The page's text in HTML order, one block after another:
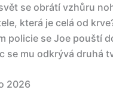
se obrátí vzhůru
která je celá od
policie se Joe pouští
se mu odkrývá druhá
2026